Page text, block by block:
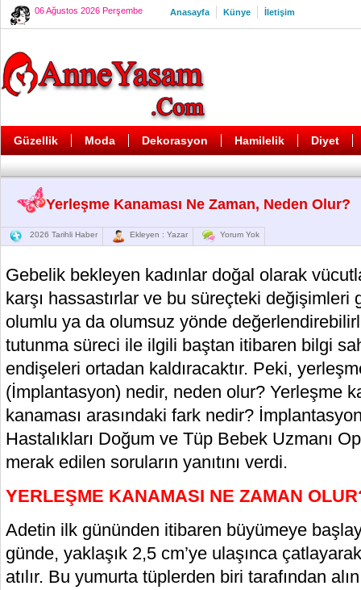
06 Ağustos 2026 Perşembe Anasayfa Künye İletişim
Güzellik Moda Dekorasyon Hamilelik Diyet
Yerleşme Kanaması Ne Zaman, Neden Olur?
2026 Tarihli Haber Ekleyen : Yazar Yorum Yok
Gebelik bekleyen kadınlar doğal olarak
karşı hassastırlar ve bu süreçteki değişimleri
olumlu ya da olumsuz yönde
tutunma süreci ile ilgili baştan itibaren bilgi
endişeleri ortadan kaldıracaktır. Peki,
(İmplantasyon) nedir, neden olur? Yerleşme
kanaması arasındaki fark nedir?
Hastalıkları Doğum ve Tüp Bebek Uzmanı
merak edilen soruların yanıtını verdi.
YERLEŞME KANAMASI NE ZAMAN
Adetin ilk gününden itibaren büyümeye
günde, yaklaşık 2,5 cm’ye ulaşınca
atılır. Bu yumurta tüplerden biri tarafından